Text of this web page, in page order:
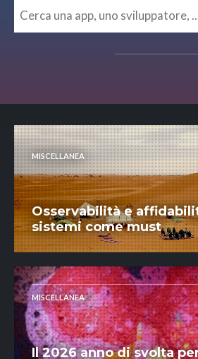
MISCELLANEA
Osservabilità e
sistemi come must
MISCELLANEA
Il 2026 anno di svolta